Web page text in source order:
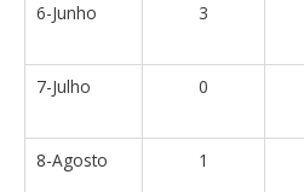
6-Junho 3
7-Julho 0
8-Agosto 1